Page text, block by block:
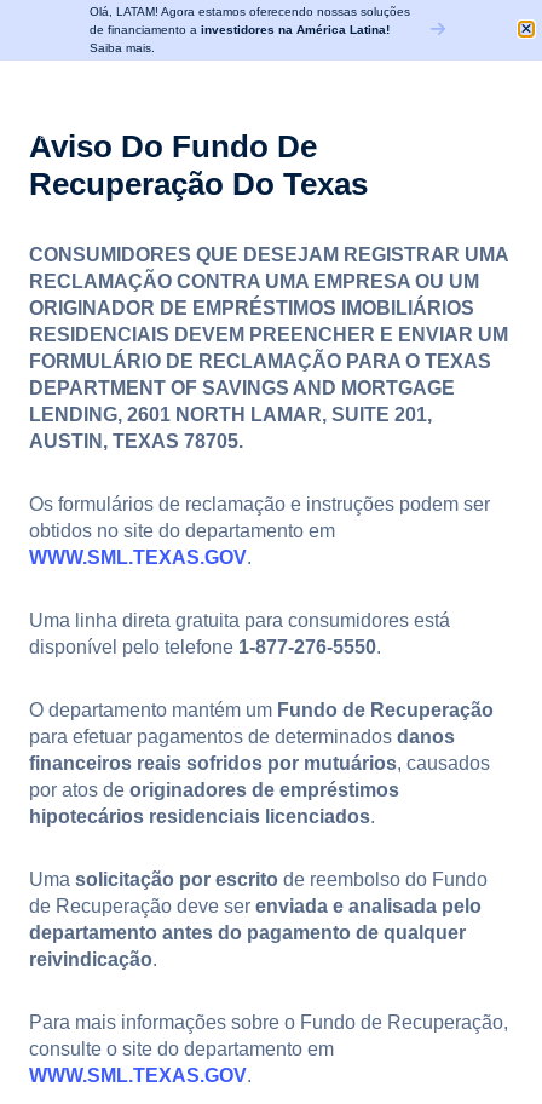
Aviso Do Fundo De
Recuperação Do Texas
CONSUMIDORES QUE DESEJAM REGISTRAR UMA
RECLAMAÇÃO CONTRA UMA EMPRESA OU UM
ORIGINADOR DE EMPRÉSTIMOS IMOBILIÁRIOS
RESIDENCIAIS DEVEM PREENCHER E ENVIAR UM
FORMULÁRIO DE RECLAMAÇÃO PARA O TEXAS
DEPARTMENT OF SAVINGS AND MORTGAGE
LENDING, 2601 NORTH LAMAR, SUITE 201,
AUSTIN, TEXAS 78705.
Os formulários de reclamação e instruções podem ser
obtidos no site do departamento em
WWW.SML.TEXAS.GOV.
Uma linha direta gratuita para consumidores está
disponível pelo telefone 1-877-276-5550.
O departamento mantém um Fundo de Recuperação
para efetuar pagamentos de determinados danos
financeiros reais sofridos por mutuários, causados
por atos de originadores de empréstimos
hipotecários residenciais licenciados.
Uma solicitação por escrito de reembolso do Fundo
de Recuperação deve ser enviada e analisada pelo
departamento antes do pagamento de qualquer
reivindicação.
Para mais informações sobre o Fundo de Recuperação,
consulte o site do departamento em
WWW.SML.TEXAS.GOV.
Olá, LATAM! Agora estamos oferecendo nossas soluções
de financiamento a investidores na América Latina!
Saiba mais.